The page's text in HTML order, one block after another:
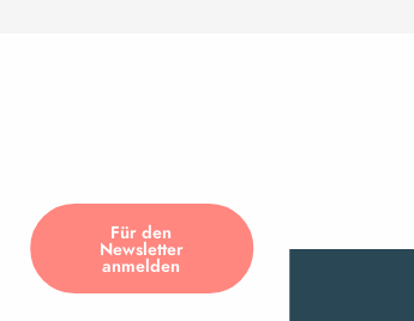
Für den
Newsletter
anmelden